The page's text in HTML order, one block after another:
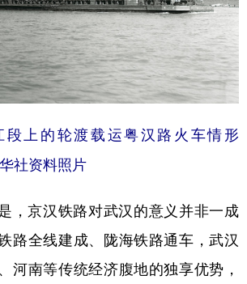
上的轮渡载运粤汉路火车情形
社资料照片
京汉铁路对武汉的意义并非一成
路全线建成、陇海铁路通车，武汉
河南等传统经济腹地的独享优势，